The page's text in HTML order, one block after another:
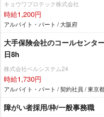
キョウワプロテック株式会社
時給1,200円
アルバイト・パート / 大阪府
大手保険会社のコールセンタ
日8h
株式会社ベルシステム24
時給1,730円
アルバイト・パート / 契約社員 / 東京
障がい者採用/枠/一般事務職